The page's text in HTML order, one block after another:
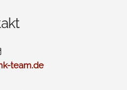
team.de